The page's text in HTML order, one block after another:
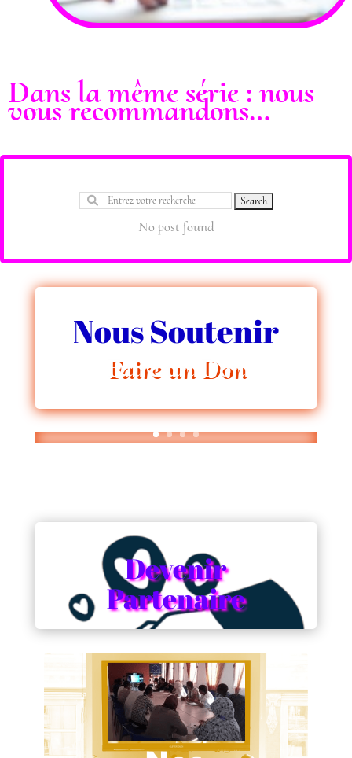
Dans la même série : nous
vous recommandons…
No post found
Nous Soutenir
Faire un Don
Devenir
Partenaire